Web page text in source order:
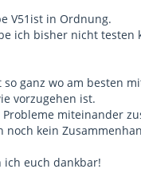
V51ist in Ordnung.
ich bisher nicht testen
ganz wo am besten
vorzugehen ist.
miteinander
noch kein
euch dankbar!